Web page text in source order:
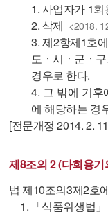
1. 사업자가 1
2. 삭제 <2018.
3. 제2항제1호
도ㆍ시ㆍ군ㆍ
경우로 한다.
4. 그 밖에 기후
에 해당하는 경
[전문개정 2014. 2.
제8조의 2 (다회용기
법 제10조의3제2호
1. 「식품위생법